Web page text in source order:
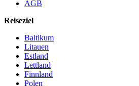
AGB
Reiseziel
Baltikum
Litauen
Estland
Lettland
Finnland
Polen